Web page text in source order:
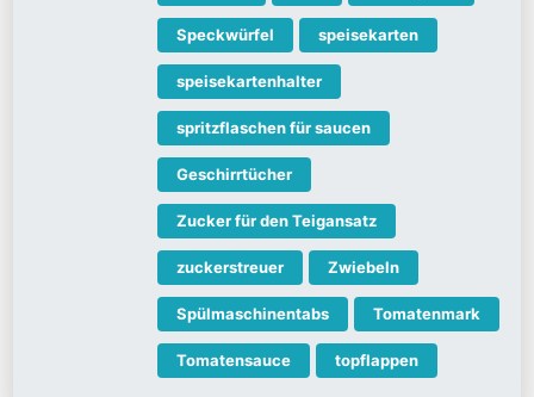
Speckwürfel speisekarten
speisekartenhalter
spritzflaschen für saucen
Geschirrtücher
Zucker für den Teigansatz
zuckerstreuer Zwiebeln
Spülmaschinentabs Tomatenmark
Tomatensauce topflappen